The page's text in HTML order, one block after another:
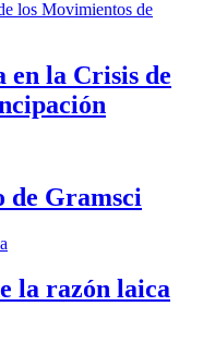
en la Crisis de
de Gramsci
la razón laica